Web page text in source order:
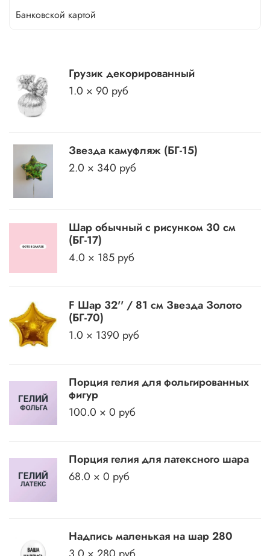
Банковской картой
Грузик декорированный
1.0 × 90 руб
Звезда камуфляж (БГ-15)
2.0 × 340 руб
Шар обычный с рисунком 30 см
(БГ-17)
4.0 × 185 руб
F Шар 32'' / 81 см Звезда Золото
(БГ-70)
1.0 × 1390 руб
Порция гелия для фольгированных
фигур
100.0 × 0 руб
Порция гелия для латексного шара
68.0 × 0 руб
Надпись маленькая на шар 280